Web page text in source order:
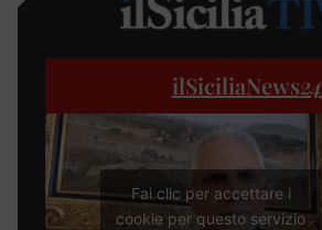
ilSiciliaNews24
Fai clic per accettare i
cookie per questo servizio